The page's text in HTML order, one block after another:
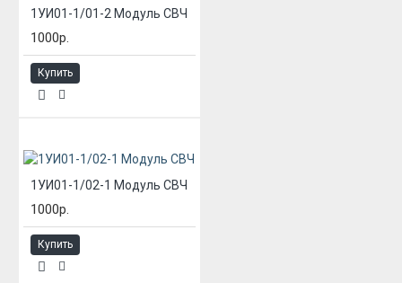
1УИ01-1/01-2 Модуль СВЧ
1000р.
Купить
1УИ01-1/02-1 Модуль СВЧ
1000р.
Купить